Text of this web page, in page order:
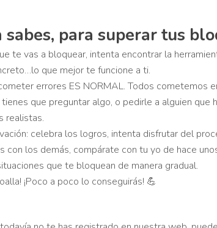
sabes, para superar tus
te vas a bloquear, intenta encontrar la
que mejor te funcione a ti.
errores ES NORMAL. Todos cometemos
que preguntar algo, o pedirle a alguien que
realistas.
celebra los logros, intenta disfrutar del
con los demás, compárate con tu yo de hace
que te bloquean de manera gradual.
¡Poco a poco lo conseguirás! 💪